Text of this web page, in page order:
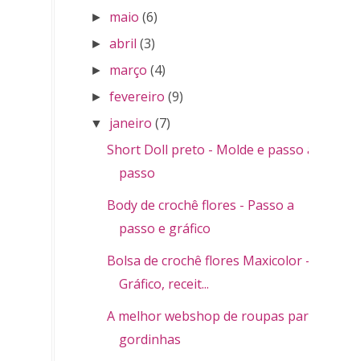
► maio (6)
►abril (3)
► março (4)
►fevereiro (9)
▼ janeiro (7)
Short Doll preto - Molde e passo a
passo
Body de crochê flores - Passo a
passo e gráfico
Bolsa de crochê flores Maxicolor -
Gráfico, receit...
A melhor webshop de roupas para
gordinhas